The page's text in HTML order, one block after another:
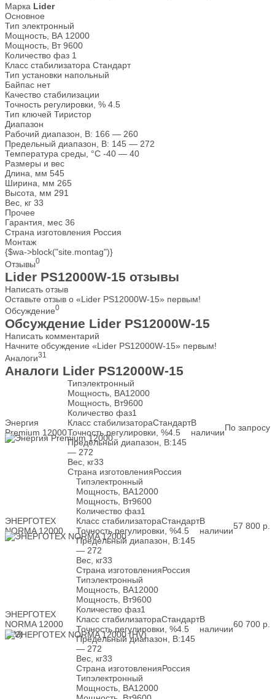
Марка Lider
Основное
Тип электронный
Мощность, ВА 12000
Мощность, Вт 9600
Количество фаз 1
Класс стабилизатора Стандарт
Тип установки напольный
Байпас нет
Качество стабилизации
Точность регулировки, % 4.5
Тип ключей Тиристор
Диапазон
Рабочий диапазон, В: 166 — 260
Предельный диапазон, В: 145 — 272
Температура среды, °С -40 — 40
Размеры и вес
Длина, мм 545
Ширина, мм 265
Высота, мм 291
Вес, кг 33
Прочее
Гарантия, мес 36
Страна изготовления Россия
Монтаж
{$wa->block("site.montag")}
Отзывы0
Lider PS12000W-15 отзывы
Написать отзыв
Оставьте отзыв о «Lider PS12000W-15» первым!
Обсуждение0
Обсуждение Lider PS12000W-15
Написать комментарий
Начните обсуждение «Lider PS12000W-15» первым!
Аналоги31
Аналоги Lider PS12000W-15
Энергия
Premium 12000
Типэлектронный
Мощность, ВА12000
Мощность, Вт9600
Количество фаз1
Класс стабилизатораСтандарт
Точность регулировки, %4.5
Предельный диапазон, В:145
— 272
Вес, кг33
Страна изготовленияРоссия
В
наличииПо запросу
ЭНЕРГОТЕХ
NORMA 12000
Типэлектронный
Мощность, ВА12000
Мощность, Вт9600
Количество фаз1
Класс стабилизатораСтандарт
Точность регулировки, %4.5
Предельный диапазон, В:145
— 272
Вес, кг33
Страна изготовленияРоссия
В
наличии57 800 р.
ЭНЕРГОТЕХ
NORMA 12000
(HV)
Типэлектронный
Мощность, ВА12000
Мощность, Вт9600
Количество фаз1
Класс стабилизатораСтандарт
Точность регулировки, %4.5
Предельный диапазон, В:145
— 272
Вес, кг33
Страна изготовленияРоссия
В
наличии60 700 р.
Типэлектронный
Мощность, ВА12000